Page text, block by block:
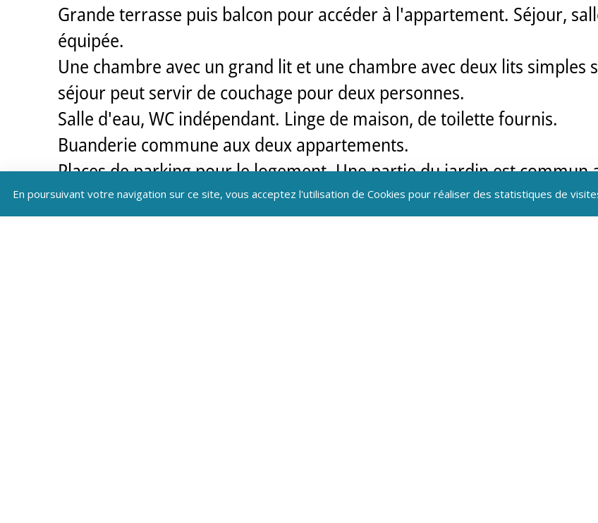
Grande terrasse puis balcon pour accéder à l'appartement. Séjour,
équipée.
Une chambre avec un grand lit et une chambre avec deux lits simples
séjour peut servir de couchage pour deux personnes.
Salle d'eau, WC indépendant. Linge de maison, de toilette fournis.
Buanderie commune aux deux appartements.
Places de parking pour le logement. Une partie du jardin est commun
Au départ de nombreuses activités de pleine nature, randos, VTT,
En poursuivant votre navigation sur ce site, vous acceptez l'utilisation de Cookies pour réaliser des statistiques de